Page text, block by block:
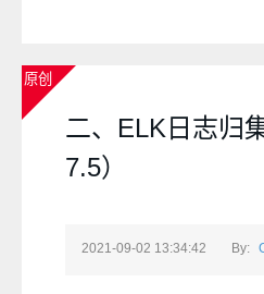
原创
二、ELK日志归
7.5）
2021-09-02 13:34:42 By: